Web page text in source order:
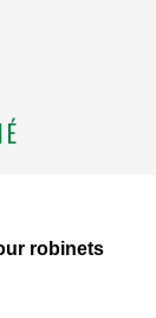
robinets